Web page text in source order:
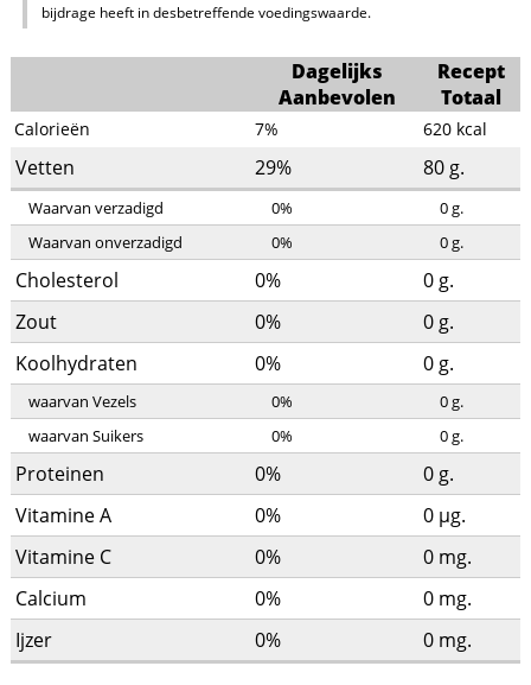
bijdrage heeft in desbetreffende voedingswaarde.
Dagelijks
Aanbevolen
Recept
Totaal
Calorieën 7% 620 kcal
Vetten 29% 80 g.
Waarvan verzadigd 0% 0g.
Waarvan onverzadigd
0% 0g.
Cholesterol 0% 0 g.
Zout
0% 0 g.
Koolhydraten
0% 0 g.
waarvan Vezels 0% 0g.
waarvan Suikers
0% 0g.
Proteinen 0% 0 g.
Vitamine A
0% 0 µg.
Vitamine C
0% 0 mg.
Calcium
0% 0 mg.
Ijzer
0% 0 mg.